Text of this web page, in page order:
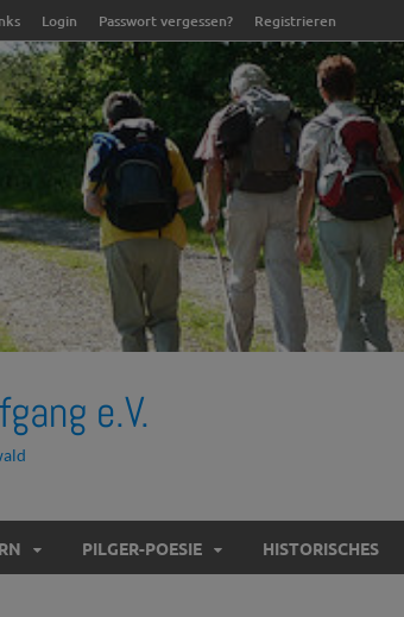
Login Passwort vergessen? Registrieren
e.V.
PILGER-POESIE HISTORISCHES